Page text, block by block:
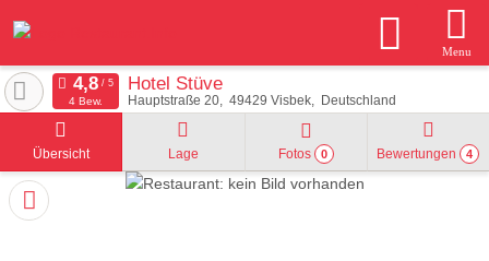
Menu
Hotel Stüve
Hauptstraße 20 49429 Visbek Deutschland
4 Bew.
Übersicht Lage Fotos 0 Bewertungen 4